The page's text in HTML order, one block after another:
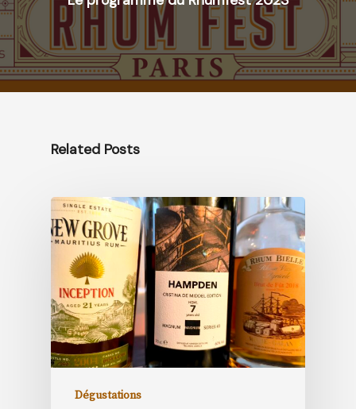
Related Posts
Dégustations